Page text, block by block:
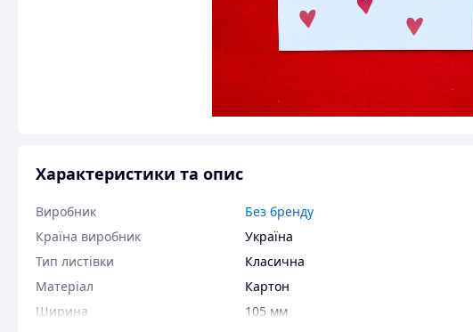
Характеристики та опис
Виробник
Без бренду
Країна виробник
Україна
Тип листівки
Класична
Матеріал
Картон
Ширина
105 мм